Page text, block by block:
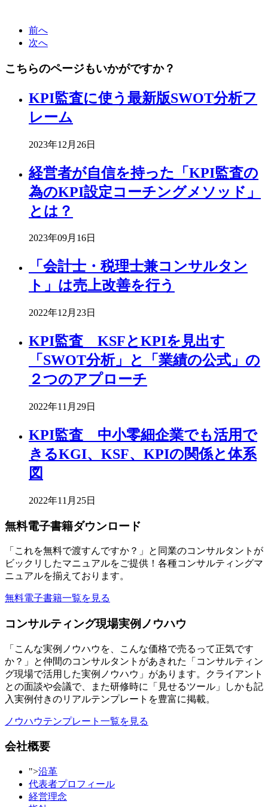
前へ
次へ
こちらのページもいかがですか？
KPI監査に使う最新版SWOT分析フ
レーム
2023年12月26日
経営者が自信を持った「KPI監査の
為のKPI設定コーチングメソッド」
とは？
2023年09月16日
「会計士・税理士兼コンサルタン
ト」は売上改善を行う
2022年12月23日
KPI監査 KSFとKPIを見出す
「SWOT分析」と「業績の公式」の
２つのアプローチ
2022年11月29日
KPI監査 中小零細企業でも活用で
きるKGI、KSF、KPIの関係と体系
図
2022年11月25日
無料電子書籍ダウンロード
「これを無料で渡すんですか？」と同業のコンサルタントが
ビックリしたマニュアルをご提供！各種コンサルティングマ
ニュアルを揃えております。
無料電子書籍一覧を見る
コンサルティング現場実例ノウハウ
「こんな実例ノウハウを、こんな価格で売るって正気です
か？」と仲間のコンサルタントがあきれた「コンサルティン
グ現場で活用した実例ノウハウ」があります。クライアント
との面談や会議で、また研修時に「見せるツール」しかも記
入実例付きのリアルテンプレートを豊富に掲載。
ノウハウテンプレート一覧を見る
会社概要
">沿革
代表者プロフィール
経営理念